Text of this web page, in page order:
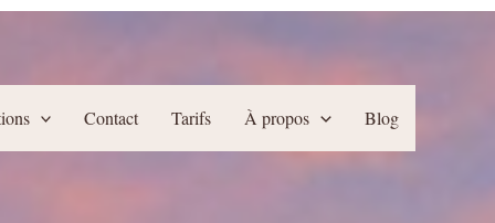
Contact Tarifs À propos Blog